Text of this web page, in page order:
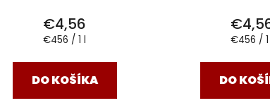
€4,56
Jednotková
€456 / 1 l
DO KOŠÍKA
€456 / 1
DO